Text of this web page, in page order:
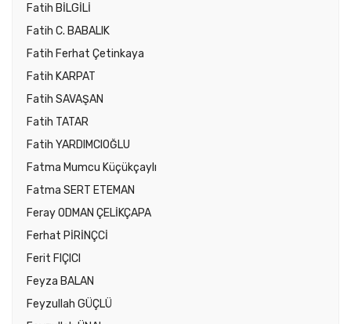
Fatih BİLGİLİ
Fatih C. BABALIK
Fatih Ferhat Çetinkaya
Fatih KARPAT
Fatih SAVAŞAN
Fatih TATAR
Fatih YARDIMCIOĞLU
Fatma Mumcu Küçükçaylı
Fatma SERT ETEMAN
Feray ODMAN ÇELİKÇAPA
Ferhat PİRİNÇCİ
Ferit FIÇICI
Feyza BALAN
Feyzullah GÜÇLÜ